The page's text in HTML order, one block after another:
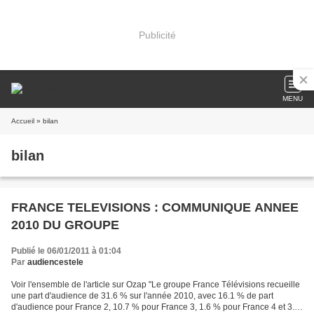
Publicité
MENU
Accueil » bilan
bilan
FRANCE TELEVISIONS : COMMUNIQUE ANNEE
2010 DU GROUPE
Publié le 06/01/2011 à 01:04
Par audiencestele
Voir l'ensemble de l'article sur Ozap "Le groupe France Télévisions recueille
une part d'audience de 31.6 % sur l'année 2010, avec 16.1 % de part
d'audience pour France 2, 10.7 % pour France 3, 1.6 % pour France 4 et 3.2